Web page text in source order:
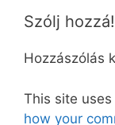
Szólj hozzá!
Hozzászólás
This site
how your